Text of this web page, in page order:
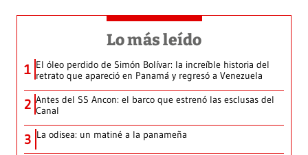
Lo más leído
1 El óleo perdido de Simón Bolívar: la increíble historia del
retrato que apareció en Panamá y regresó a Venezuela
2 Antes del SS Ancon: el barco que estrenó las esclusas del
Canal
3 La odisea: un matiné a la panameña